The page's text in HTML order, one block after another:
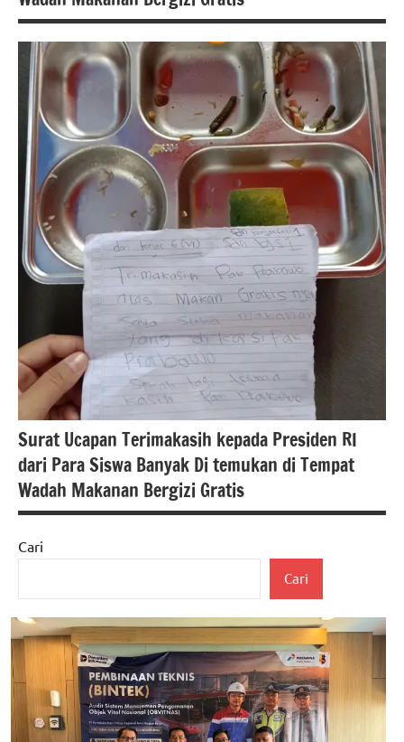
berita
banten
Berita
kecamatan
Cipocok
jaya
Berita
kota
serang
Surat Ucapan Terimakasih kepada Presiden RI
dari Para Siswa Banyak Di temukan di Tempat
Wadah Makanan Bergizi Gratis
berita
kota
serang
berita
nasional
Cari
Cari